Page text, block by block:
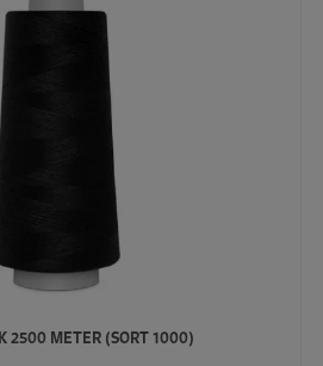
2500 METER (SORT 1000)